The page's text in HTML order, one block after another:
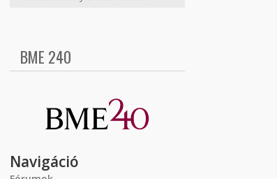
BME 240
Navigáció